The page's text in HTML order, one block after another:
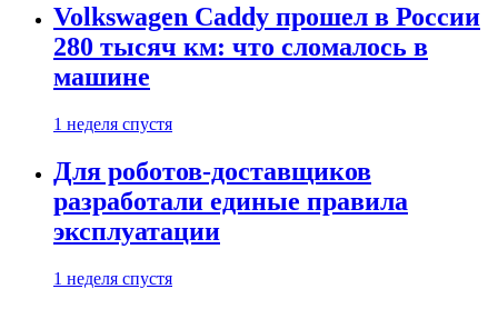
Volkswagen Caddy прошел в России
280 тысяч км: что сломалось в
машине
1 неделя спустя
Для роботов-доставщиков
разработали единые правила
эксплуатации
1 неделя спустя